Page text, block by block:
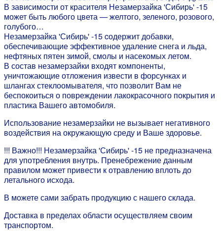
В зависимости от красителя Незамерзайка 'Сибирь' -15
может быть любого цвета — желтого, зеленого, розового,
голубого…
Незамерзайка 'Сибирь' -15 cодержит добавки,
обеспечивающие эффективное удаление снега и льда,
нефтяных пятен зимой, смолы и насекомых летом.
В состав незамерзайки входят компоненты,
уничтожающие отложения извести в форсунках и
шлангах стеклоомывателя, что позволит Вам не
беспокоиться о повреждении лакокрасочного покрытия и
пластика Вашего автомобиля.
Использование незамерзайки не вызывает негативного
воздействия на окружающую среду и Ваше здоровье.
!!! Важно!!! Незамерзайка 'Сибирь' -15 не предназначена
для употребления внутрь. Пренебрежение данным
правилом может привести к отравлению вплоть до
летального исхода.
В можете сами забрать продукцию с нашего склада.
Доставка в пределах области осуществляем своим
транспортом.